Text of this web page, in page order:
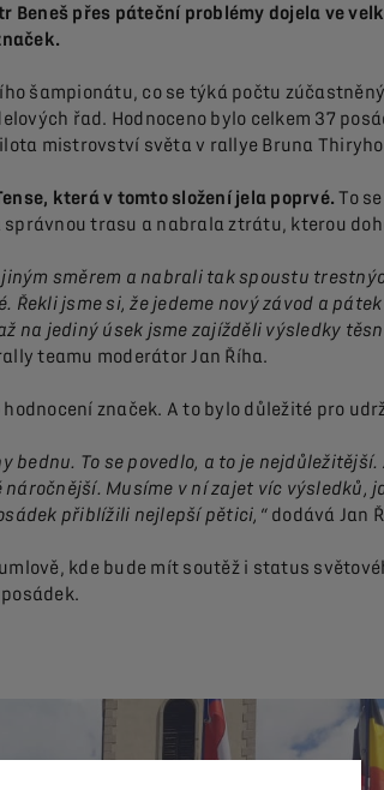
Beneš přes páteční problémy dojela ve
šampionátu, co se týká počtu
řad. Hodnoceno bylo celkem 37
mistrovství světa v rallye Bruna
která v tomto složení jela poprvé. To
trasu a nabrala ztrátu, kterou
směrem a nabrali tak spoustu
jsme si, že jedeme nový závod a
jediný úsek jsme zajížděli výsledky
teamu moderátor Jan Říha.
značek. A to bylo důležité pro
bednu. To se povedlo, a to je
Musíme v ní zajet víc výsledků,
přiblížili nejlepší pětici,“ dodává Jan
kde bude mít soutěž i status